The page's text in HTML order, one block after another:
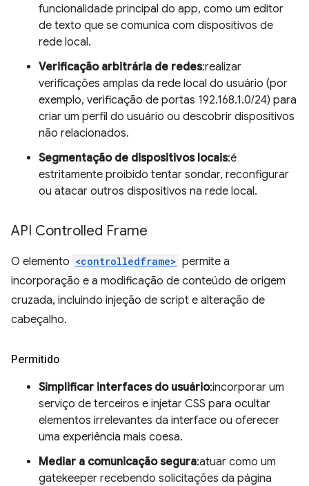
funcionalidade principal do app, como um editor
de texto que se comunica com dispositivos de
rede local.
Verificação arbitrária de redes:realizar
verificações amplas da rede local do usuário (por
exemplo, verificação de portas 192.168.1.0/24) para
criar um perfil do usuário ou descobrir dispositivos
não relacionados.
Segmentação de dispositivos locais:é
estritamente proibido tentar sondar, reconfigurar
ou atacar outros dispositivos na rede local.
API Controlled Frame
O elemento <controlledframe> permite a
incorporação e a modificação de conteúdo de origem
cruzada, incluindo injeção de script e alteração de
cabeçalho.
Permitido
Simplificar interfaces do usuário:incorporar um
serviço de terceiros e injetar CSS para ocultar
elementos irrelevantes da interface ou oferecer
uma experiência mais coesa.
Mediar a comunicação segura:atuar como um
gatekeeper recebendo solicitações da página